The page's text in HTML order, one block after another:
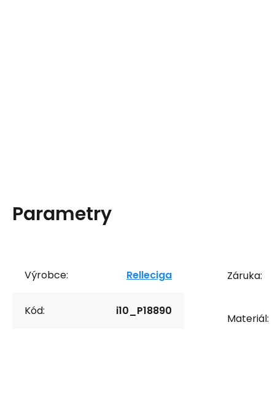
Parametry
Výrobce: Relleciga
Kód: i10_P18890
Záruka:
Materiál: